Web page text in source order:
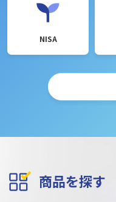
NISA
商品を探す